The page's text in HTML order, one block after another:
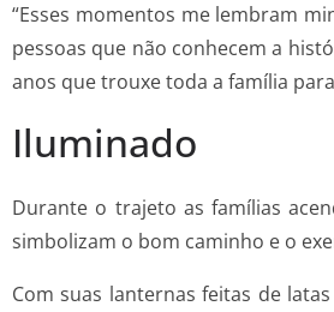
“Esses momentos me lembram
pessoas que não conhecem a
anos que trouxe toda a família
Iluminado
Durante o trajeto as famílias
simbolizam o bom caminho e o
Com suas lanternas feitas de